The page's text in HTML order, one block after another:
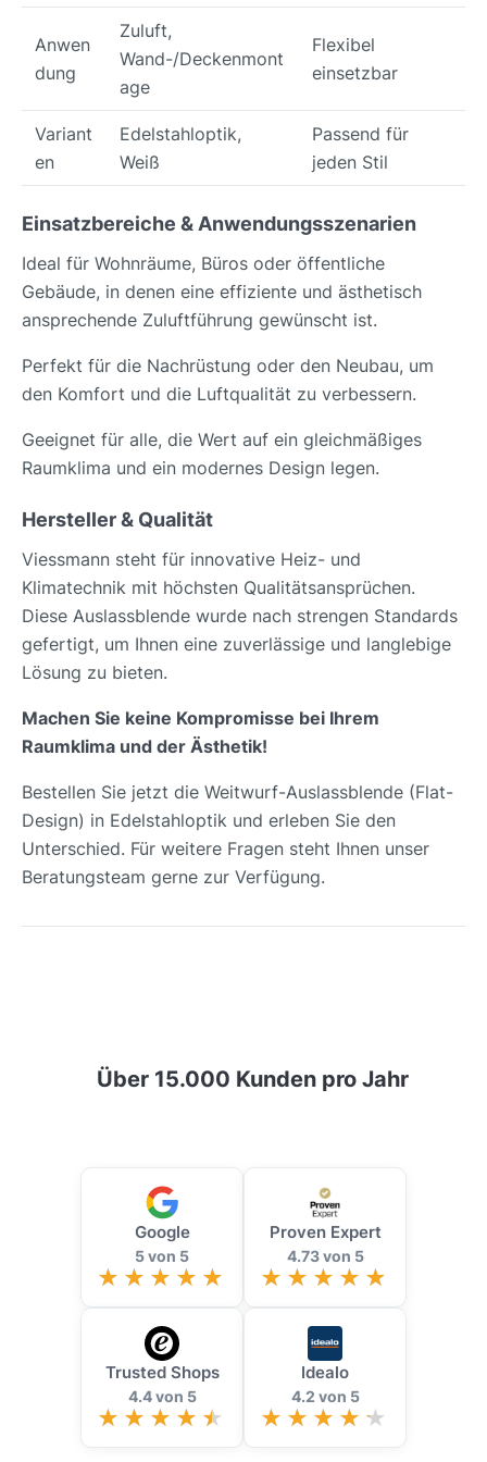
Anwen
dung
Zuluft,
Wand-/Deckenmont
age
Flexibel
einsetzbar
Variant
en
Edelstahloptik,
Weiß
Passend für
jeden Stil
Einsatzbereiche & Anwendungsszenarien
Ideal für Wohnräume, Büros oder öffentliche
Gebäude, in denen eine effiziente und ästhetisch
ansprechende Zuluftführung gewünscht ist.
Perfekt für die Nachrüstung oder den Neubau, um
den Komfort und die Luftqualität zu verbessern.
Geeignet für alle, die Wert auf ein gleichmäßiges
Raumklima und ein modernes Design legen.
Hersteller & Qualität
Viessmann steht für innovative Heiz- und
Klimatechnik mit höchsten Qualitätsansprüchen.
Diese Auslassblende wurde nach strengen Standards
gefertigt, um Ihnen eine zuverlässige und langlebige
Lösung zu bieten.
Machen Sie keine Kompromisse bei Ihrem
Raumklima und der Ästhetik!
Bestellen Sie jetzt die Weitwurf-Auslassblende (Flat-
Design) in Edelstahloptik und erleben Sie den
Unterschied. Für weitere Fragen steht Ihnen unser
Beratungsteam gerne zur Verfügung.
Über 15.000 Kunden pro Jahr
Google
5 von 5
Proven Expert
4.73 von 5
Trusted Shops
4.4 von 5
Idealo
4.2 von 5